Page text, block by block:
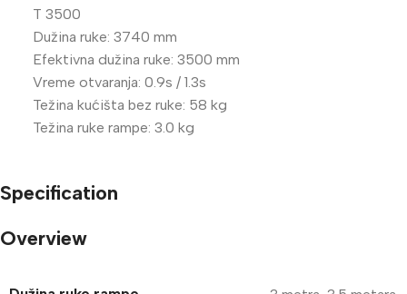
T 3500
Dužina ruke: 3740 mm
Efektivna dužina ruke: 3500 mm
Vreme otvaranja: 0.9s / 1.3s
Težina kućišta bez ruke: 58 kg
Težina ruke rampe: 3.0 kg
Specification
Overview